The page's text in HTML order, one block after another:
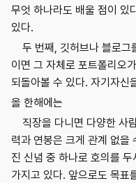
무엇 하나라도 배울 점이 있
있다.
두 번째, 깃허브나 블로그
이면 그 자체로 포트폴리오
되돌아볼 수 있다. 자기자신
올 한해에는
직장을 다니면 다양한 사
력과 연봉은 크게 관계 없을
진 신념 중 하나로 호의를
가지고 있다. 앞으로도 목표